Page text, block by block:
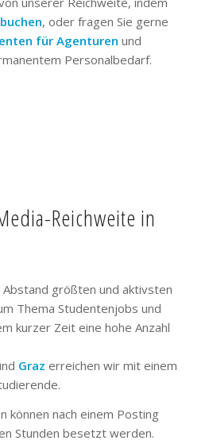
, oder fragen Sie gerne
für Agenturen und
Personalbedarf.
Reichweite in
größten und aktivsten
Thema Studentenjobs und
kurzer Zeit eine hohe Anzahl
Graz erreichen wir mit einem
können nach einem Posting
Stunden besetzt werden.